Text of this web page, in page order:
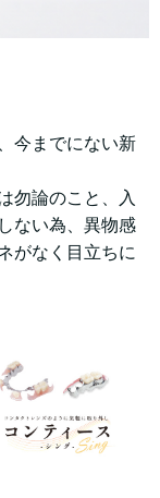
今までにない新
勿論のこと、入
ない為、異物感
がなく目立ちに